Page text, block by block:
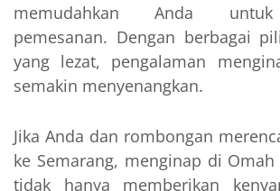
memudahkan Anda
pemesanan. Dengan berbagai
yang lezat, pengalaman
semakin menyenangkan.
Jika Anda dan rombongan
ke Semarang, menginap di Omah
tidak hanya memberikan